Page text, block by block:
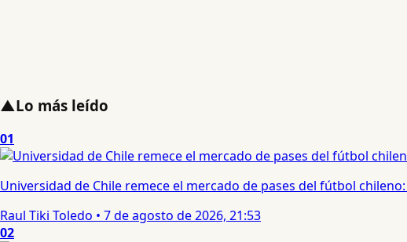
▲Lo más leído
01
Universidad de Chile remece el mercado de pases del fútbol
Raul Tiki Toledo • 7 de agosto de 2026, 21:53
02